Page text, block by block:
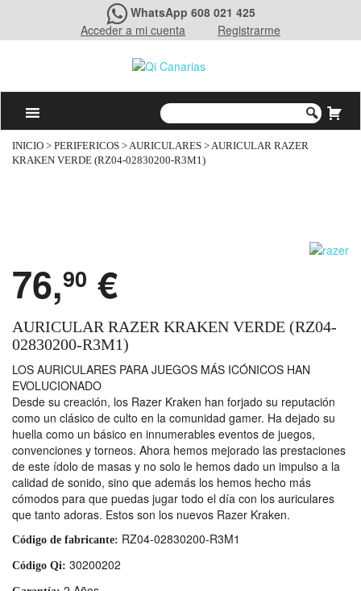
WhatsApp 608 021 425
Acceder a mi cuenta
Registrarme
INICIO > PERIFERICOS >AURICULARES > AURICULAR RAZER
KRAKEN VERDE (RZ04-02830200-R3M1)
76,90 €
AURICULAR RAZER KRAKEN VERDE (RZ04-
02830200-R3M1)
LOS AURICULARES PARA JUEGOS MÁS ICÓNICOS HAN
EVOLUCIONADO
Desde su creación, los Razer Kraken han forjado su reputación
como un clásico de culto en la comunidad gamer. Ha dejado su
huella como un básico en innumerables eventos de juegos,
convenciones y torneos. Ahora hemos mejorado las prestaciones
de este ídolo de masas y no solo le hemos dado un impulso a la
calidad de sonido, sino que además los hemos hecho más
cómodos para que puedas jugar todo el día con los auriculares
que tanto adoras. Estos son los nuevos Razer Kraken.
Código de fabricante: RZ04-02830200-R3M1
Código Qi: 30200202